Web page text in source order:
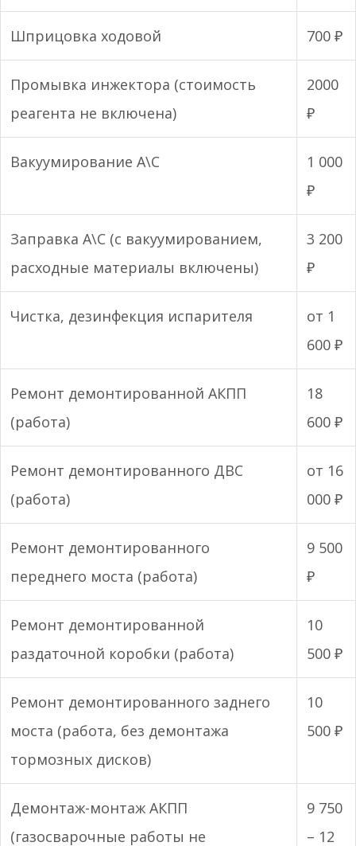
Шприцовка ходовой 700 ₽
Промывка инжектора (стоимость
реагента не включена)
2000
₽
Вакуумирование А\С
1 000
₽
Заправка А\С (с вакуумированием,
расходные материалы включены)
3 200
₽
Чистка, дезинфекция испарителя
от 1
600 ₽
Ремонт демонтированной АКПП
(работа)
18
600 ₽
Ремонт демонтированного ДВС
(работа)
от 16
000 ₽
Ремонт демонтированного
переднего моста (работа)
9 500
₽
Ремонт демонтированной
раздаточной коробки (работа)
10
500 ₽
Ремонт демонтированного заднего
моста (работа, без демонтажа
тормозных дисков)
10
500 ₽
Демонтаж-монтаж АКПП
(газосварочные работы не
9 750
– 12